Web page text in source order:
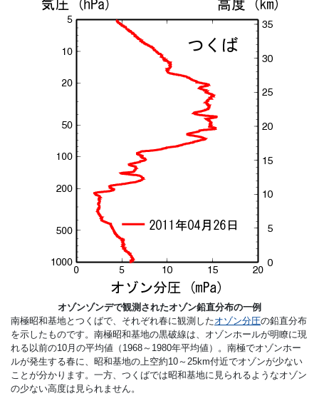
オゾンゾンデで観測されたオゾン鉛直分布の一例
南極昭和基地とつくばで、それぞれ春に観測したオゾン分圧の鉛直分布
を示したものです。南極昭和基地の黒破線は、オゾンホールが明瞭に現
れる以前の10月の平均値（1968～1980年平均値）。南極でオゾンホー
ルが発生する春に、昭和基地の上空約10～25km付近でオゾンが少ない
ことが分かります。一方、つくばでは昭和基地に見られるようなオゾン
の少ない高度は見られません。